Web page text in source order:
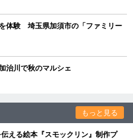
体験 埼玉県加須市の「ファミリー
治川で秋のマルシェ
もっと見る
える絵本『スモックリン』制作プ